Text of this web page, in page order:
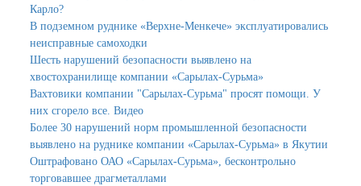
Карло?
В подземном руднике «Верхне-Менкече» эксплуатировались
неисправные самоходки
Шесть нарушений безопасности выявлено на
хвостохранилище компании «Сарылах-Сурьма»
Вахтовики компании "Сарылах-Сурьма" просят помощи. У
них сгорело все. Видео
Более 30 нарушений норм промышленной безопасности
выявлено на руднике компании «Сарылах-Сурьма» в Якутии
Оштрафовано ОАО «Сарылах-Сурьма», бесконтрольно
торговавшее драгметаллами